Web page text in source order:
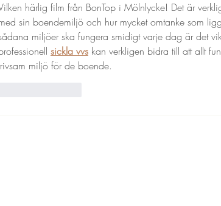
härlig film från BonTop i Mölnlycke! Det är
sin boendemiljö och hur mycket omtanke som
miljöer ska fungera smidigt varje dag är det
sickla vvs kan verkligen bidra till att allt
miljö för de boende.